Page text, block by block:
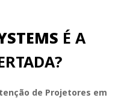
É A
de Projetores em